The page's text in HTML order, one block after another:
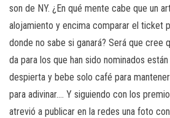
son de NY. ¿En qué mente cabe que un
alojamiento y encima comparar el ticket
donde no sabe si ganará? Será que cree
da para los que han sido nominados
despierta y bebe solo café para
para adivinar…. Y siguiendo con los
atrevió a publicar en la redes una foto